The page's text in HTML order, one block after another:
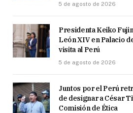
5 de agosto de 2026
Presidenta Keiko
León XIV en Palacio
visita al Perú
5 de agosto de 2026
Juntos por el Perú
de designar a César
Comisión de Ética